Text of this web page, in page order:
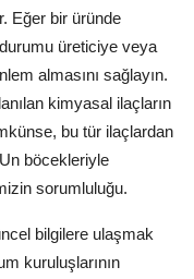
Eğer bir üründe
üreticiye veya
almasını sağlayın.
kimyasal ilaçların
bu tür ilaçlardan
böcekleriyle
sorumluluğu.
bilgilere ulaşmak
kuruluşlarının